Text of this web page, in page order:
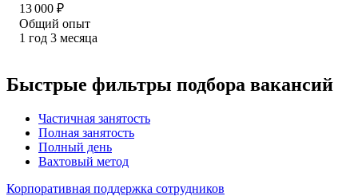
13 000 ₽
Общий опыт
1 год 3 месяца
Быстрые фильтры подбора вакансий
Частичная занятость
Полная занятость
Полный день
Вахтовый метод
Корпоративная поддержка сотрудников